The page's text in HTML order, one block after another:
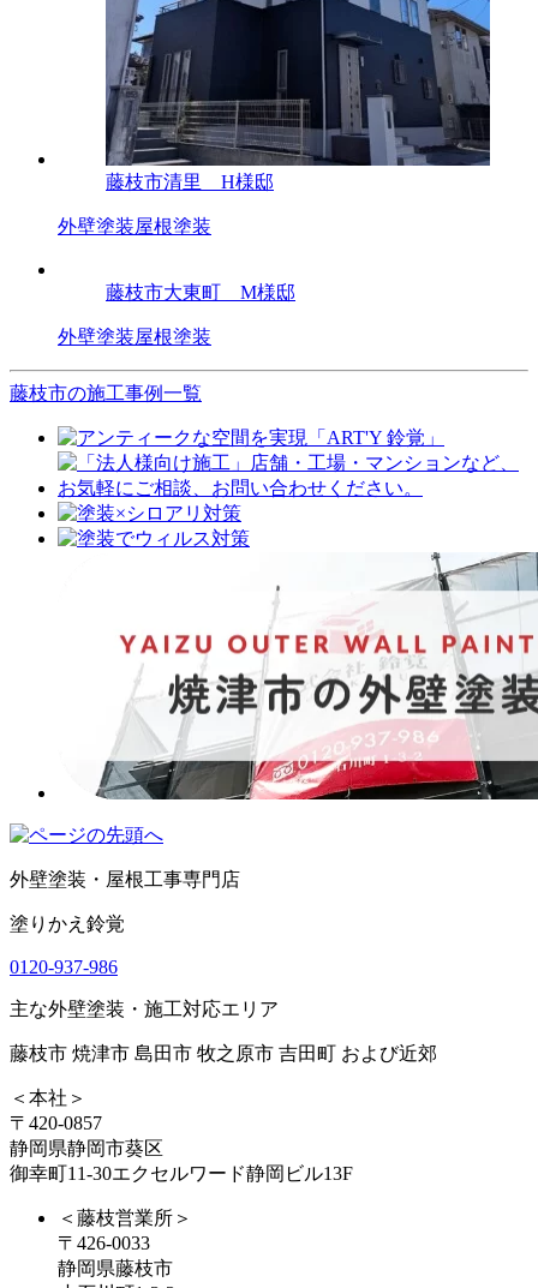
藤枝市清里 H様邸
外壁塗装屋根塗装
藤枝市大東町 M様邸
外壁塗装屋根塗装
藤枝市の施工事例一覧
外壁塗装・屋根工事専門店
塗りかえ鈴覚
0120-937-986
主な外壁塗装・施工対応エリア
藤枝市 焼津市 島田市 牧之原市 吉田町 および近郊
＜本社＞
〒420-0857
静岡県静岡市葵区
御幸町11-30エクセルワード静岡ビル13F
＜藤枝営業所＞
〒426-0033
静岡県藤枝市